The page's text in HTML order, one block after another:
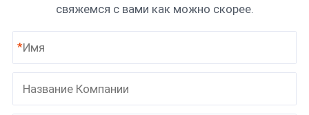
свяжемся с вами как можно скорее.
*